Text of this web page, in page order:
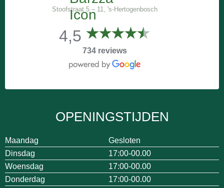
Stoofstraat 5 – 11, 's-Hertogenbosch
4,5
734 reviews
OPENINGSTIJDEN
Maandag
Gesloten
Dinsdag
17:00-00.00
Woensdag
17:00-00.00
Donderdag
17:00-00.00